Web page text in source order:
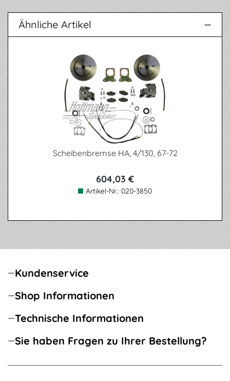
Ähnliche Artikel
Produktgalerie überspringen
Scheibenbremse HA, 4/130, 67-72
604,03 €
Artikel-Nr.: 020-3850
Kundenservice
Shop Informationen
Technische Informationen
Sie haben Fragen zu Ihrer Bestellung?